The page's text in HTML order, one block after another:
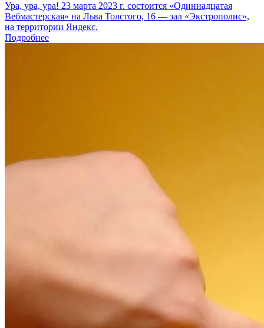
Ура, ура, ура! 23 марта 2023 г. состоится «Одиннадцатая
Вебмастерская» на Льва Толстого, 16 — зал «Экстрополис»,
на территории Яндекс.
Подробнее